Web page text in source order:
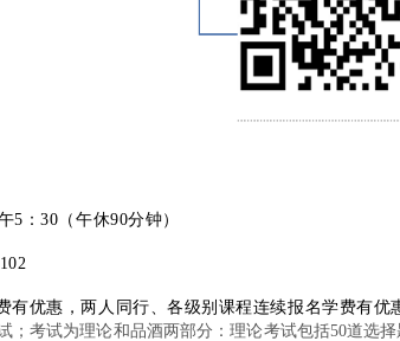
5：30（午休90分钟）
有优惠，两人同行、各级别课程连续报名学费有
； 考试为理论和品酒两部分：理论考试包括50道选